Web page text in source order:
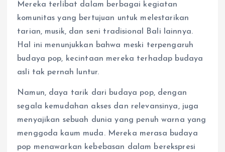
Mereka terlibat dalam berbagai kegiatan
komunitas yang bertujuan untuk melestarikan
tarian, musik, dan seni tradisional Bali lainnya.
Hal ini menunjukkan bahwa meski terpengaruh
budaya pop, kecintaan mereka terhadap budaya
asli tak pernah luntur.
Namun, daya tarik dari budaya pop, dengan
segala kemudahan akses dan relevansinya, juga
menyajikan sebuah dunia yang penuh warna yang
menggoda kaum muda. Mereka merasa budaya
pop menawarkan kebebasan dalam berekspresi